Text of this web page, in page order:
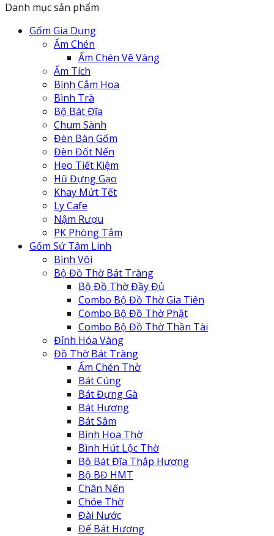
625.000 ₫.là:
600.000 ₫.
Danh mục sản phẩm
Gốm Gia Dụng
Ấm Chén
Ấm Chén Vẽ Vàng
Ấm Tích
Bình Cắm Hoa
Bình Trà
Bộ Bát Đĩa
Chum Sành
Đèn Bàn Gốm
Đèn Đốt Nến
Heo Tiết Kiệm
Hũ Đựng Gạo
Khay Mứt Tết
Ly Cafe
Nậm Rượu
PK Phòng Tắm
Gốm Sứ Tâm Linh
Bình Vôi
Bộ Đồ Thờ Bát Tràng
Bộ Đồ Thờ Đầy Đủ
Combo Bộ Đồ Thờ Gia Tiên
Combo Bộ Đồ Thờ Phật
Combo Bộ Đồ Thờ Thần Tài
Đỉnh Hóa Vàng
Đồ Thờ Bát Tràng
Ấm Chén Thờ
Bát Cúng
Bát Đựng Gà
Bát Hương
Bát Sâm
Bình Hoa Thờ
Bình Hút Lộc Thờ
Bộ Bát Đĩa Thắp Hương
Bộ BĐ HMT
Chân Nến
Chóe Thờ
Đài Nước
Đế Bát Hương